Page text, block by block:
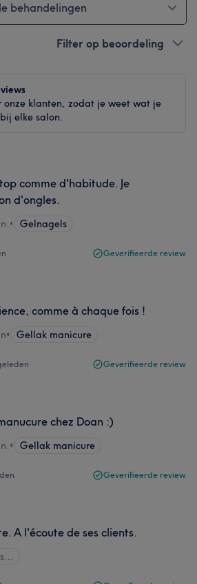
behandelingen
Filter op beoordeling
onze klanten, zodat je weet wat je
elke salon.
comme d'habitude. Je
d'ongles.
• Gelnagels
Geverifieerde review
comme à chaque fois !
• Gellak manicure
Geverifieerde review
chez Doan :)
• Gellak manicure
Geverifieerde review
A l'écoute de ses clients.